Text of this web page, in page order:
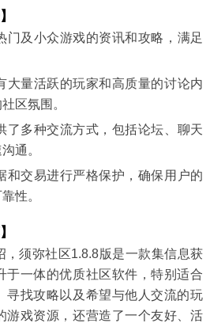
门及小众游戏的资讯和攻略，满足
大量活跃的玩家和高质量的讨论内
区氛围。
了多种交流方式，包括论坛、聊天
通。
和交易进行严格保护，确保用户的
性。
，须弥社区1.8.8版是一款集信息获
于一体的优质社区软件，特别适合
寻找攻略以及希望与他人交流的玩
游戏资源，还营造了一个友好、活